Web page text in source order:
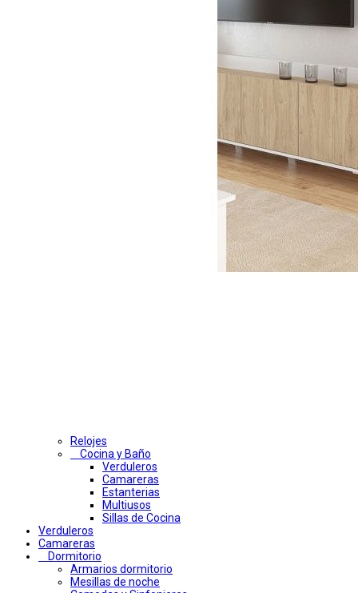
Relojes
Cocina y Baño
Verduleros
Camareras
Estanterias
Multiusos
Sillas de Cocina
Verduleros
Camareras
Dormitorio
Armarios dormitorio
Mesillas de noche